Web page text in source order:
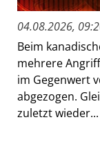
04.08.2026,
Beim
mehrere
im Gegenwert
abgezogen.
zuletzt wieder...